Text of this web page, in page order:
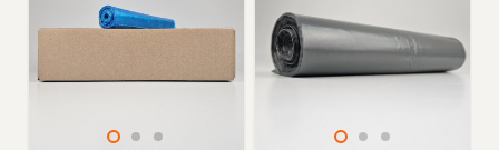
meerdere
Deze
meerdere
variaties.